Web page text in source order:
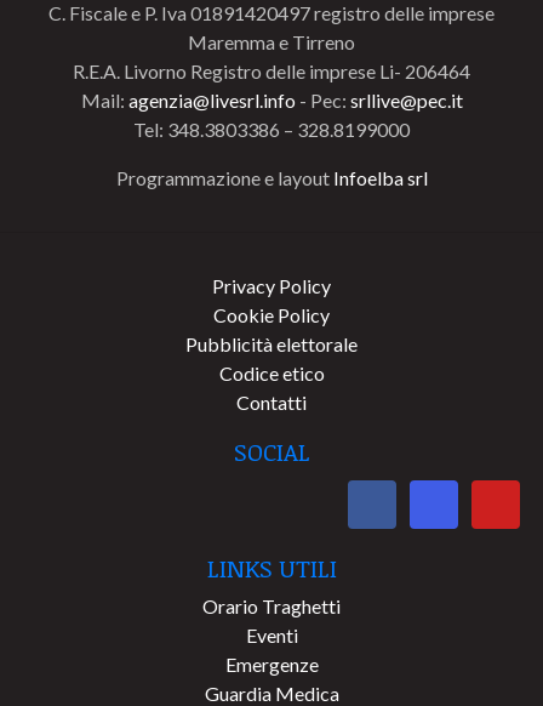
C. Fiscale e P. Iva 01891420497 registro delle imprese
Maremma e Tirreno
R.E.A. Livorno Registro delle imprese Li- 206464
Mail: agenzia@livesrl.info - Pec: srllive@pec.it
Tel: 348.3803386 – 328.8199000
Programmazione e layout Infoelba srl
Privacy Policy
Cookie Policy
Pubblicità elettorale
Codice etico
Contatti
SOCIAL
LINKS UTILI
Orario Traghetti
Eventi
Emergenze
Guardia Medica